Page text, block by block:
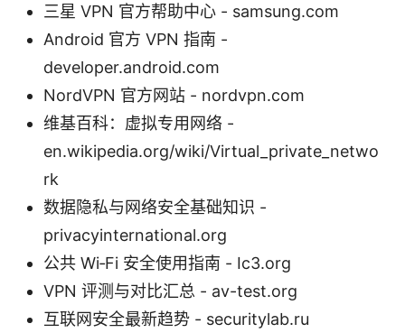
三星 VPN 官方帮助中心 - samsung.com
Android 官方 VPN 指南 -
developer.android.com
NordVPN 官方网站 - nordvpn.com
维基百科：虚拟专用网络 -
en.wikipedia.org/wiki/Virtual_private_netwo
rk
数据隐私与网络安全基础知识 -
privacyinternational.org
公共 Wi‑Fi 安全使用指南 - Ic3.org
VPN 评测与对比汇总 - av-test.org
互联网安全最新趋势 - securitylab.ru